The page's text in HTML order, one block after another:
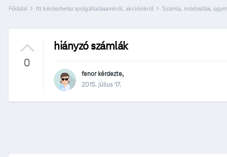
Főoldal Itt kérdezhetsz szolgáltatásainkról, akcióinkról Számla, módosítás,
0
hiányzó számlák
fenorkérdezte,
2015. július 17.